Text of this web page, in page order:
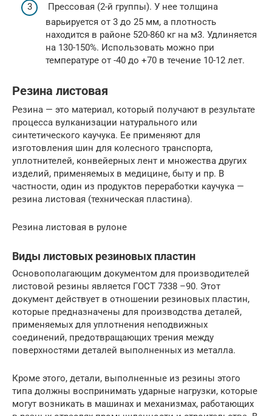
Прессовая (2-й группы). У нее толщина
варьируется от 3 до 25 мм, а плотность
находится в районе 520-860 кг на м3. Удлиняется
на 130-150%. Использовать можно при
температуре от -40 до +70 в течение 10-12 лет.
Резина листовая
Резина — это материал, который получают в результате
процесса вулканизации натурального или
синтетического каучука. Ее применяют для
изготовления шин для колесного транспорта,
уплотнителей, конвейерных лент и множества других
изделий, применяемых в медицине, быту и пр. В
частности, один из продуктов переработки каучука —
резина листовая (техническая пластина).
Резина листовая в рулоне
Виды листовых резиновых пластин
Основополагающим документом для производителей
листовой резины является ГОСТ 7338 –90. Этот
документ действует в отношении резиновых пластин,
которые предназначены для производства деталей,
применяемых для уплотнения неподвижных
соединений, предотвращающих трения между
поверхностями деталей выполненных из металла.
Кроме этого, детали, выполненные из резины этого
типа должны воспринимать ударные нагрузки, которые
могут возникать в машинах и механизмах, работающих